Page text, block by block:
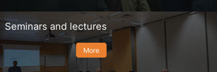
Seminars and lectures
More